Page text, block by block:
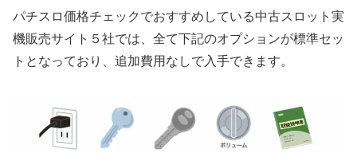
パチスロ価格チェックでおすすめしている中古スロット実
機販売サイト５社では、全て下記のオプションが標準セッ
トとなっており、追加費用なしで入手できます。